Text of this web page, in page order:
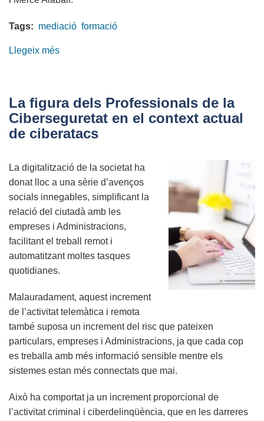
Tags: mediació formació
Llegeix més
l'Agora,
organitzat
per
La figura dels Professionals de la
Ciberseguretat en el context actual
de ciberatacs
La digitalització de la societat ha
donat lloc a una sèrie d’avenços
socials innegables, simplificant la
relació del ciutadà amb les
empreses i Administracions,
facilitant el treball remot i
automatitzant moltes tasques
quotidianes.
Malauradament, aquest increment
de l’activitat telemàtica i remota
també suposa un increment del risc que pateixen
particulars, empreses i Administracions, ja que cada cop
es treballa amb més informació sensible mentre els
sistemes estan més connectats que mai.
Això ha comportat ja un increment proporcional de
l’activitat criminal i ciberdelinqüència, que en les darreres